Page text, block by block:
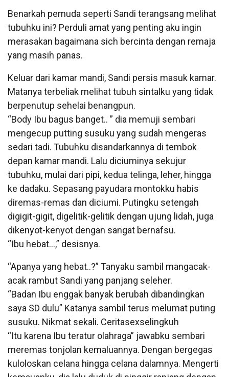
Benarkah pemuda seperti Sandi terangsang melihat
tubuhku ini? Perduli amat yang penting aku ingin
merasakan bagaimana sich bercinta dengan remaja
yang masih panas.
Keluar dari kamar mandi, Sandi persis masuk kamar.
Matanya terbeliak melihat tubuh sintalku yang tidak
berpenutup sehelai benangpun.
“Body Ibu bagus banget.. ” dia memuji sembari
mengecup putting susuku yang sudah mengeras
sedari tadi. Tubuhku disandarkannya di tembok
depan kamar mandi. Lalu diciuminya sekujur
tubuhku, mulai dari pipi, kedua telinga, leher, hingga
ke dadaku. Sepasang payudara montokku habis
diremas-remas dan diciumi. Putingku setengah
digigit-gigit, digelitik-gelitik dengan ujung lidah, juga
dikenyot-kenyot dengan sangat bernafsu.
“Ibu hebat…,” desisnya.
“Apanya yang hebat..?” Tanyaku sambil mangacak-
acak rambut Sandi yang panjang seleher.
“Badan Ibu enggak banyak berubah dibandingkan
saya SD dulu” Katanya sambil terus melumat puting
susuku. Nikmat sekali. Ceritasexselingkuh
“Itu karena Ibu teratur olahraga” jawabku sembari
meremas tonjolan kemaluannya. Dengan bergegas
kuloloskan celana hingga celana dalamnya. Mengerti